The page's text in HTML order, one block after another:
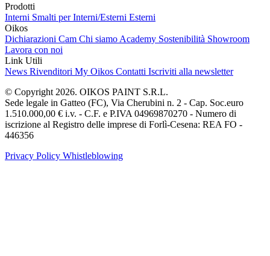
Prodotti
Interni Smalti per Interni/Esterni Esterni
Oikos
Dichiarazioni Cam Chi siamo Academy Sostenibilità Showroom
Lavora con noi
Link Utili
News Rivenditori My Oikos Contatti Iscriviti alla newsletter
© Copyright 2026. OIKOS PAINT S.R.L.
Sede legale in Gatteo (FC), Via Cherubini n. 2 - Cap. Soc.euro
1.510.000,00 € i.v. - C.F. e P.IVA 04969870270 - Numero di
iscrizione al Registro delle imprese di Forlì-Cesena: REA FO -
446356
Privacy Policy Whistleblowing